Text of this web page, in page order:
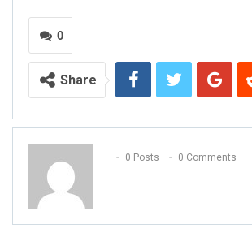
0
Share
0 Posts 0 Comments